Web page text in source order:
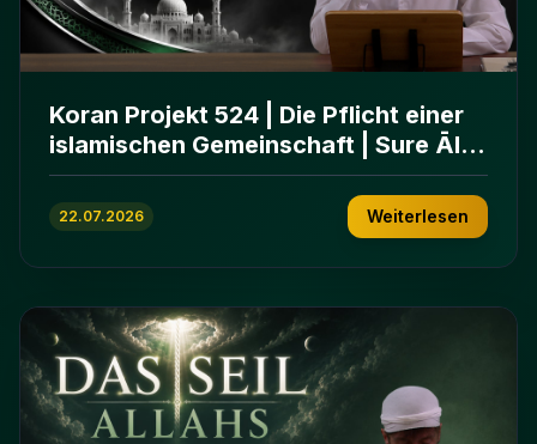
Koran Projekt 524 | Die Pflicht einer
islamischen Gemeinschaft | Sure Āl
ʿImrān 103-112
22.07.2026 Weiterlesen